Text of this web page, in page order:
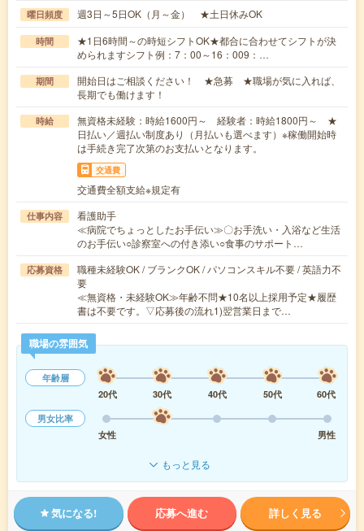
曜日頻度 週3日～5日OK（月～金） ★土日休みOK
時間
★1日6時間～の時短シフトOK★都合に合わせてシフトが決
められますシフト例：7：00～16：009：…
期間
開始日はご相談ください！ ★急募 ★職場が気に入れば、
長期でも働けます！
時給
無資格未経験：時給1600円～ 経験者：時給1800円～ ★
日払い／週払い制度あり（月払いも選べます）※稼働開始時
は手続き完了次第のお支払いとなります。
交通費
交通費全額支給※規定有
仕事内容
看護助手
≪病院でちょっとしたお手伝い≫〇お手洗い・入浴など生活
のお手伝い○診察室への付き添い○食事のサポート…
応募資格
職種未経験OK / ブランクOK / パソコンスキル不要 / 英語力不
要
≪無資格・未経験OK≫年齢不問★10名以上採用予定★履歴
書は不要です。▽応募後の流れ1)翌営業日まで…
職場の雰囲気
年齢層
20代
30代 40代 50代
60代
男女比率
女性
男性
もっと見る
気になる! 応募へ進む 詳しく見る